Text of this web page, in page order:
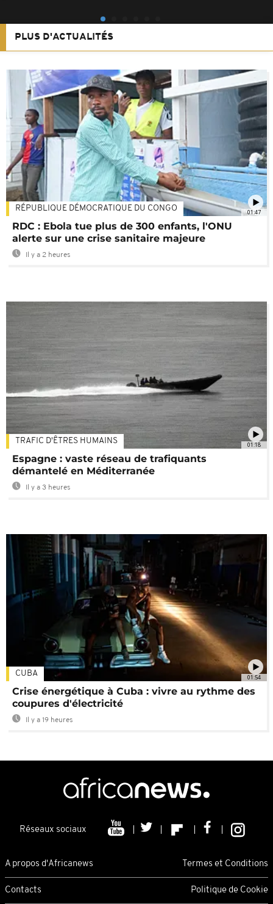
PLUS D'ACTUALITÉS
01:47
RÉPUBLIQUE DÉMOCRATIQUE DU CONGO
RDC : Ebola tue plus de 300 enfants, l'ONU
alerte sur une crise sanitaire majeure
Il y a 2 heures
01:18
TRAFIC D'ÊTRES HUMAINS
Espagne : vaste réseau de trafiquants
démantelé en Méditerranée
Il y a 3 heures
01:54
CUBA
Crise énergétique à Cuba : vivre au rythme des
coupures d'électricité
Il y a 19 heures
Réseaux sociaux
A propos d'Africanews Termes et Conditions
Contacts Politique de Cookie